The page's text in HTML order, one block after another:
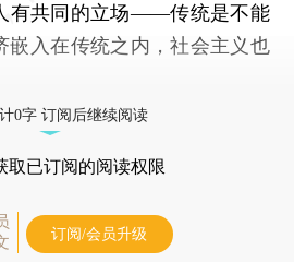
有共同的立场——传统是不能
嵌入在传统之内，社会主义也
0字 订阅后继续阅读
取已订阅的阅读权限
订阅/会员升级